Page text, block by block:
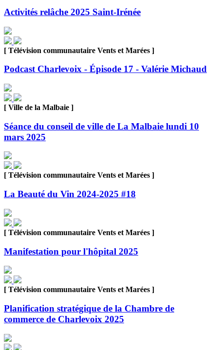
Activités relâche 2025 Saint-Irénée
[ Télévision communautaire Vents et Marées ]
Podcast Charlevoix - Épisode 17 - Valérie Michaud
[ Ville de la Malbaie ]
Séance du conseil de ville de La Malbaie lundi 10
mars 2025
[ Télévision communautaire Vents et Marées ]
La Beauté du Vin 2024-2025 #18
[ Télévision communautaire Vents et Marées ]
Manifestation pour l'hôpital 2025
[ Télévision communautaire Vents et Marées ]
Planification stratégique de la Chambre de
commerce de Charlevoix 2025